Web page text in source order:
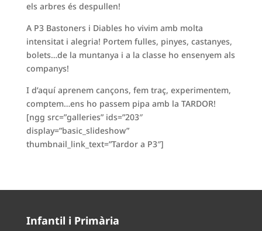
els arbres és despullen!
A P3 Bastoners i Diables ho vivim amb molta
intensitat i alegria! Portem fulles, pinyes, castanyes,
bolets…de la muntanya i a la classe ho ensenyem als
companys!
I d’aquí aprenem cançons, fem traç, experimentem,
comptem…ens ho passem pipa amb la TARDOR!
[ngg src=”galleries” ids=”203″
display=”basic_slideshow”
thumbnail_link_text=”Tardor a P3″]
Infantil i Primària